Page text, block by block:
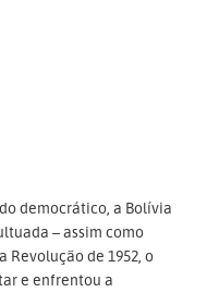
democrático, a Bolívia
– assim como
Revolução de 1952, o
e enfrentou a